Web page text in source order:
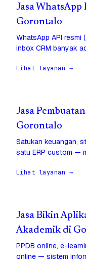
Jasa WhatsApp
Gorontalo
WhatsApp API resmi
inbox CRM banyak
Lihat layanan →
Jasa
Gorontalo
Satukan keuangan,
satu ERP custom —
Lihat layanan →
Jasa Bikin
Akademik di
PPDB online, e-
online — sistem